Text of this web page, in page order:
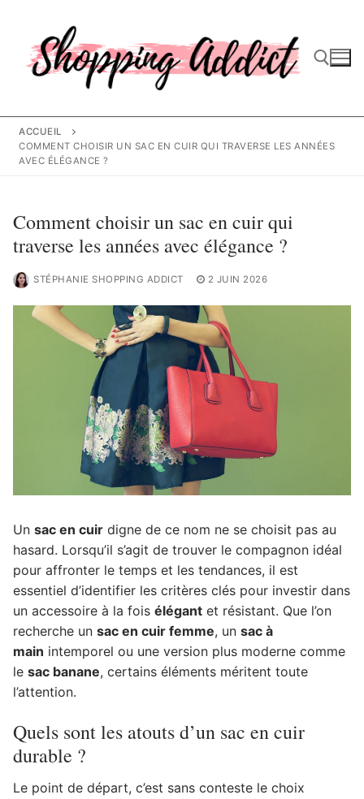
contenu
ACCUEIL
COMMENT CHOISIR UN SAC EN CUIR QUI TRAVERSE LES ANNÉES
AVEC ÉLÉGANCE ?
Comment choisir un sac en cuir qui
traverse les années avec élégance ?
STÉPHANIE SHOPPING ADDICT 2 JUIN 2026
Un sac en cuir digne de ce nom ne se choisit pas au
hasard. Lorsqu’il s’agit de trouver le compagnon idéal
pour affronter le temps et les tendances, il est
essentiel d’identifier les critères clés pour investir dans
un accessoire à la fois élégant et résistant. Que l’on
recherche un sac en cuir femme, un sac à
main intemporel ou une version plus moderne comme
le sac banane, certains éléments méritent toute
l’attention.
Quels sont les atouts d’un sac en cuir
durable ?
Le point de départ, c’est sans conteste le choix